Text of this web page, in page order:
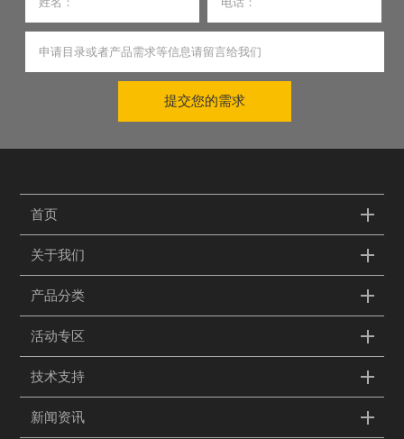
提交您的需求
首页
关于我们
产品分类
活动专区
技术支持
新闻资讯